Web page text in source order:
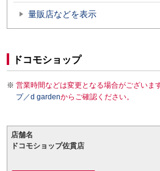
量販店などを表示
ドコモショップ
営業時間などは変更となる場合がございま
プ／d gardenからご確認ください。
店舗名
ドコモショップ佐貫店